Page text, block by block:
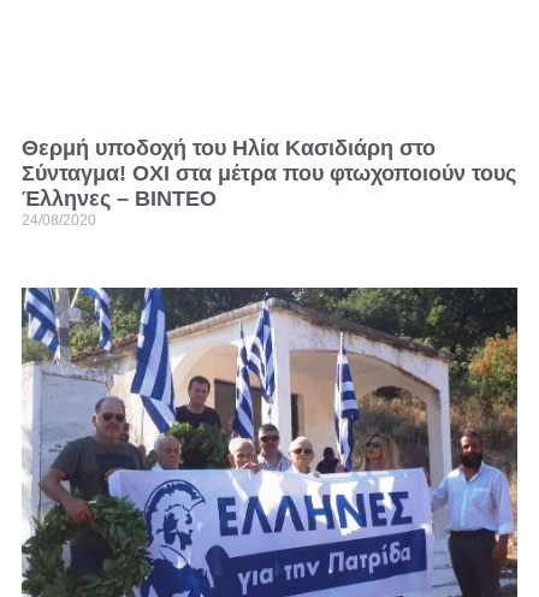
Θερμή υποδοχή του Ηλία Κασιδιάρη στο
Σύνταγμα! ΟΧΙ στα μέτρα που φτωχοποιούν τους
Έλληνες – ΒΙΝΤΕΟ
24/08/2020